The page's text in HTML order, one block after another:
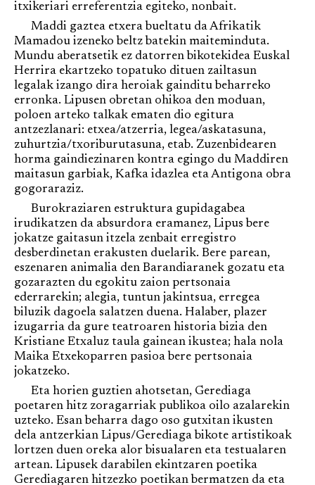
itxikeriari erreferentzia egiteko, nonbait.
Maddi gaztea etxera bueltatu da Afrikatik
Mamadou izeneko beltz batekin maiteminduta.
Mundu aberatsetik ez datorren bikotekidea Euskal
Herrira ekartzeko topatuko dituen zailtasun
legalak izango dira heroiak gainditu beharreko
erronka. Lipusen obretan ohikoa den moduan,
poloen arteko talkak ematen dio egitura
antzezlanari: etxea/atzerria, legea/askatasuna,
zuhurtzia/txoriburutasuna, etab. Zuzenbidearen
horma gaindiezinaren kontra egingo du Maddiren
maitasun garbiak, Kafka idazlea eta Antigona obra
gogoraraziz.
Burokraziaren estruktura gupidagabea
irudikatzen da absurdora eramanez, Lipus bere
jokatze gaitasun itzela zenbait erregistro
desberdinetan erakusten duelarik. Bere parean,
eszenaren animalia den Barandiaranek gozatu eta
gozarazten du egokitu zaion pertsonaia
ederrarekin; alegia, tuntun jakintsua, erregea
biluzik dagoela salatzen duena. Halaber, plazer
izugarria da gure teatroaren historia bizia den
Kristiane Etxaluz taula gainean ikustea; hala nola
Maika Etxekoparren pasioa bere pertsonaia
jokatzeko.
Eta horien guztien ahotsetan, Gerediaga
poetaren hitz zoragarriak publikoa oilo azalarekin
uzteko. Esan beharra dago oso gutxitan ikusten
dela antzerkian Lipus/Gerediaga bikote artistikoak
lortzen duen oreka alor bisualaren eta testualaren
artean. Lipusek darabilen ekintzaren poetika
Gerediagaren hitzezko poetikan bermatzen da eta